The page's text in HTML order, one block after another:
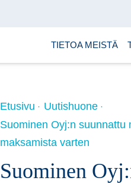
TIETOA MEISTÄ
Etusivu
Uutishuone
Suominen Oyj:n suunnattu
maksamista varten
Suominen